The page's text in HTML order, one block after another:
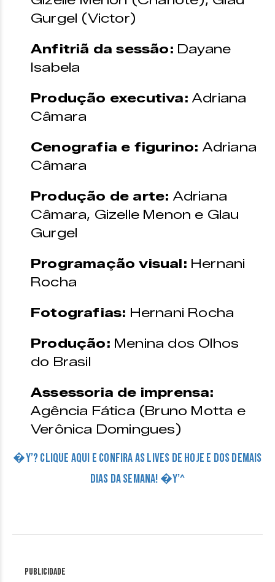
Gurgel (Victor)
Anfitriã da sessão: Dayane
Isabela
Produção executiva: Adriana
Câmara
Cenografia e figurino:Adriana
Câmara
Produção de arte:Adriana
Câmara, Gizelle Menon e Glau
Gurgel
Programação visual: Hernani
Rocha
Fotografias: Hernani Rocha
Produção: Menina dos Olhos
do Brasil
Assessoria de imprensa:
Agência Fática (Bruno Motta e
Verônica Domingues)
�Y’? CLIQUE AQUI E CONFIRA AS LIVES DE HOJE E DOS DEMAIS
DIAS DA SEMANA! �Y’^
Publicidade